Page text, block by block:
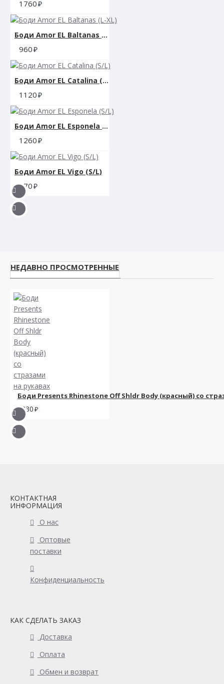
1760
Боди Amor EL Baltanas (L-XL)
960
Боди Amor EL Catalina (S/L)
1120
Боди Amor EL Esponela (S/L)
1260
Боди Amor EL Vigo (S/L)
870
НЕДАВНО ПРОСМОТРЕННЫЕ
Боди Presents Rhinestone Off Shldr Body (красный) со
1830
КОНТАКТНАЯ
ИНФОРМАЦИЯ
О нас
Оптовые
поставки
Конфиденциальность
КАК СДЕЛАТЬ ЗАКАЗ
Доставка
Оплата
Обмен и возврат